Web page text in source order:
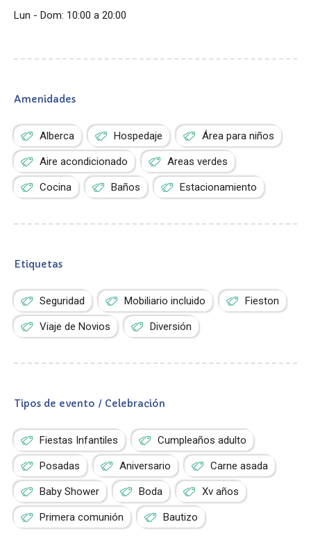
Lun - Dom: 10:00 a 20:00
Amenidades
Alberca Hospedaje Área para niños
Aire acondicionado Areas verdes
Cocina Baños Estacionamiento
Etiquetas
Seguridad Mobiliario incluido Fieston
Viaje de Novios Diversión
Tipos de evento / Celebración
Fiestas Infantiles Cumpleaños adulto
Posadas Aniversario Carne asada
Baby Shower Boda Xv años
Primera comunión Bautizo